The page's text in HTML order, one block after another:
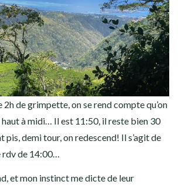
de grimpette, on se rend compte qu’on
haut à midi… Il est 11:50, il reste bien 30
pis, demi tour, on redescend! Il s’agit de
rdv de 14:00…
et mon instinct me dicte de leur